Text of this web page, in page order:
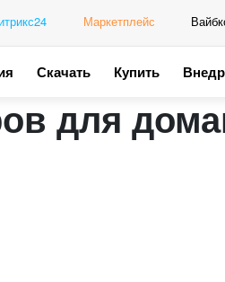
Маркетплейс
Скачать Купить
для